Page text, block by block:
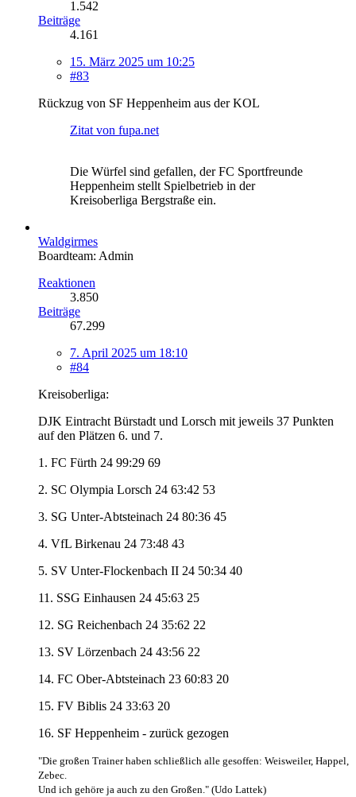
1.542
Beiträge
4.161
15. März 2025 um 10:25
#83
Rückzug von SF Heppenheim aus der KOL
Zitat von fupa.net
Die Würfel sind gefallen, der FC Sportfreunde
Heppenheim stellt Spielbetrieb in der
Kreisoberliga Bergstraße ein.
Waldgirmes
Boardteam: Admin
Reaktionen
3.850
Beiträge
67.299
7. April 2025 um 18:10
#84
Kreisoberliga:
DJK Eintracht Bürstadt und Lorsch mit jeweils 37 Punkten
auf den Plätzen 6. und 7.
1. FC Fürth 24 99:29 69
2. SC Olympia Lorsch 24 63:42 53
3. SG Unter-Abtsteinach 24 80:36 45
4. VfL Birkenau 24 73:48 43
5. SV Unter-Flockenbach II 24 50:34 40
11. SSG Einhausen 24 45:63 25
12. SG Reichenbach 24 35:62 22
13. SV Lörzenbach 24 43:56 22
14. FC Ober-Abtsteinach 23 60:83 20
15. FV Biblis 24 33:63 20
16. SF Heppenheim - zurück gezogen
"Die großen Trainer haben schließlich alle gesoffen: Weisweiler, Happel,
Zebec.
Und ich gehöre ja auch zu den Großen." (Udo Lattek)